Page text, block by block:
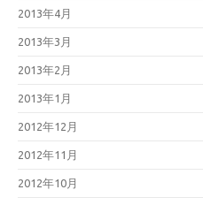
2013年4月
2013年3月
2013年2月
2013年1月
2012年12月
2012年11月
2012年10月